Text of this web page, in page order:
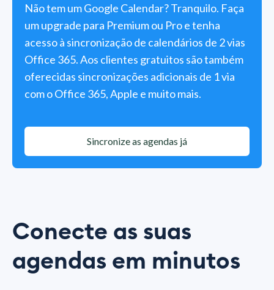
Não tem um Google Calendar? Tranquilo. Faça
um upgrade para Premium ou Pro e tenha
acesso à sincronização de calendários de 2 vias
Office 365. Aos clientes gratuitos são também
oferecidas sincronizações adicionais de 1 via
com o Office 365, Apple e muito mais.
Sincronize as agendas já
Conecte as suas
agendas em minutos